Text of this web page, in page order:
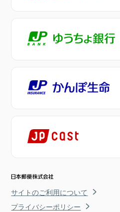
サイトのご利用について
プライバシーポリシー